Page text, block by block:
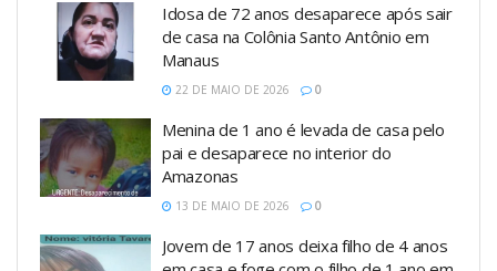
Idosa de 72 anos desaparece após sair
de casa na Colônia Santo Antônio em
Manaus
22 DE MAIO DE 2026 0
Menina de 1 ano é levada de casa pelo
pai e desaparece no interior do
Amazonas
13 DE MAIO DE 2026 0
Jovem de 17 anos deixa filho de 4 anos